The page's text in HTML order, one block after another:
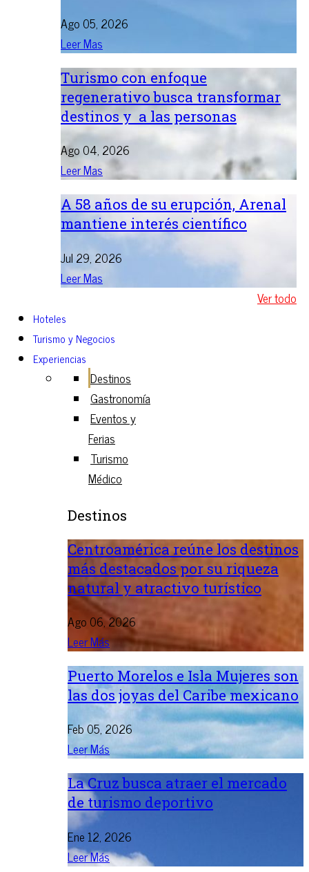
Ago 05, 2026
Leer Mas
Turismo con enfoque
regenerativo busca transformar
destinos y a las personas
Ago 04, 2026
Leer Mas
A 58 años de su erupción, Arenal
mantiene interés científico
Jul 29, 2026
Leer Mas
Ver todo
Hoteles
Turismo y Negocios
Experiencias
Destinos
Gastronomía
Eventos y
Ferias
Turismo
Médico
Destinos
Centroamérica reúne los destinos
más destacados por su riqueza
natural y atractivo turístico
Ago 06, 2026
Leer Más
Puerto Morelos e Isla Mujeres son
las dos joyas del Caribe mexicano
Feb 05, 2026
Leer Más
La Cruz busca atraer el mercado
de turismo deportivo
Ene 12, 2026
Leer Más